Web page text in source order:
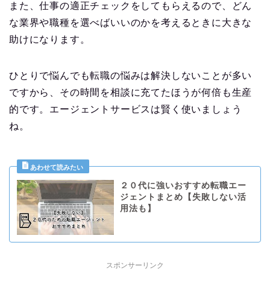
また、仕事の適正チェックをしてもらえるので、どん
な業界や職種を選べばいいのかを考えるときに大きな
助けになります。
ひとりで悩んでも転職の悩みは解決しないことが多い
ですから、その時間を相談に充てたほうが何倍も生産
的です。エージェントサービスは賢く使いましょう
ね。
２０代に強いおすすめ転職エー
ジェントまとめ【失敗しない活
用法も】
スポンサーリンク